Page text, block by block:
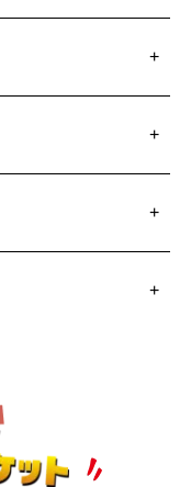
+
+
+
+